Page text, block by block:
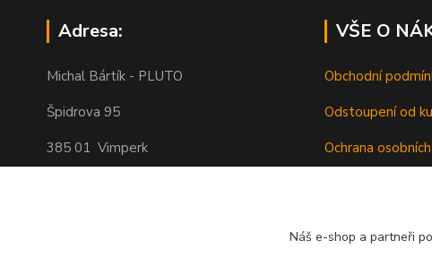
Adresa:
Michal Bártík - PLUTO
Špidrova 95
385 01 Vimperk
VŠE O
Obchodní
Odstoupení od
Ochrana
Náš e-shop a partneři